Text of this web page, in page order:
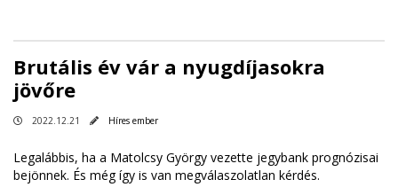
Brutális év vár a nyugdíjasokra
jövőre
2022.12.21 Híres ember
Legalábbis, ha a Matolcsy György vezette jegybank prognózisai
bejönnek. És még így is van megválaszolatlan kérdés.